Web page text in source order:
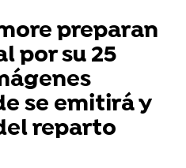
preparan
por su 25
se emitirá y
reparto